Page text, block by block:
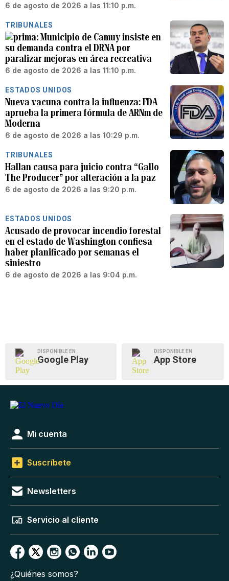
6 de agosto de 2026 a las 11:10 p.m.
TRIBUNALES
Municipio de Camuy insiste en
su demanda contra el DRNA por
paralizar mejoras en área recreativa
6 de agosto de 2026 a las 11:10 p.m.
ESTADOS UNIDOS
Nueva vacuna contra la influenza: FDA
aprueba la primera fórmula de ARNm de
Moderna
6 de agosto de 2026 a las 10:29 p.m.
TRIBUNALES
Hallan causa para juicio contra “Gallo
The Producer” por alteración a la paz
6 de agosto de 2026 a las 9:20 p.m.
ESTADOS UNIDOS
Acusado de provocar incendio forestal
en el estado de Washington confiesa
haber planificado por semanas el
siniestro
6 de agosto de 2026 a las 9:04 p.m.
DISPONIBLE EN
Google Play
DISPONIBLE EN
App Store
Mi cuenta
Suscríbete
Newsletters
Servicio al cliente
¿Quiénes somos?